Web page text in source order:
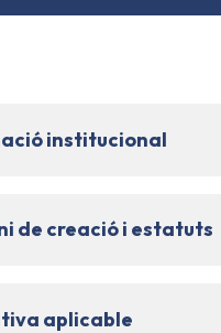
institucional
de creació i estatuts
aplicable